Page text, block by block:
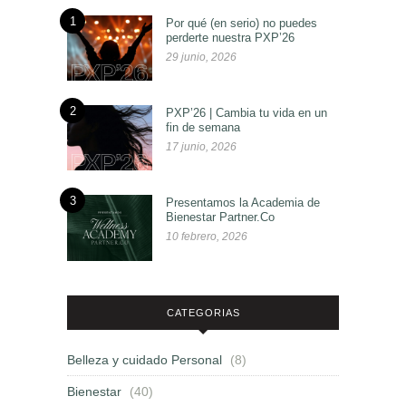
1
Por qué (en serio) no puedes
perderte nuestra PXP’26
29 junio, 2026
2
PXP’26 | Cambia tu vida en un
fin de semana
17 junio, 2026
3
Presentamos la Academia de
Bienestar Partner.Co
10 febrero, 2026
CATEGORIAS
Belleza y cuidado Personal (8)
Bienestar (40)